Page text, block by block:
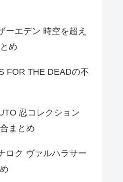
ーエデン 時空を超え
め
FOR THE DEADの不
忍コレクション
まとめ
ロク ヴァルハラサー